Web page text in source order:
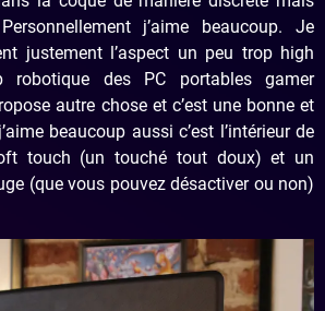
j’aime beaucoup. Je
justement l’aspect un peu trop high
des PC portables gamer
autre chose et c’est une bonne et
beaucoup aussi c’est l’intérieur de
touch (un touché tout doux) et un
(que vous pouvez désactiver ou non)